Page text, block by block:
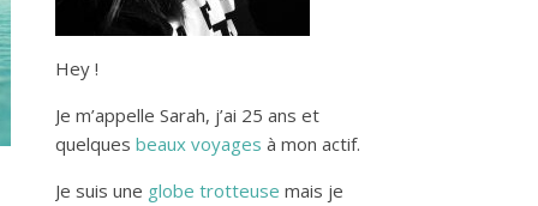
Hey !
Je m’appelle Sarah, j’ai 25 ans et
quelques beaux voyages à mon actif.
Je suis une globe trotteuse mais je